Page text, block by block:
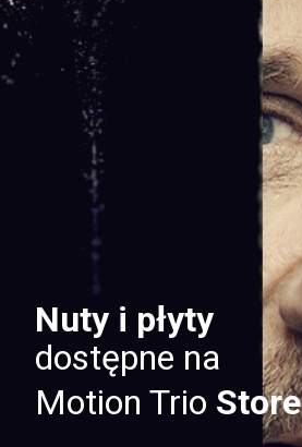
Nuty i płyty
dostępne na
Motion Trio Store